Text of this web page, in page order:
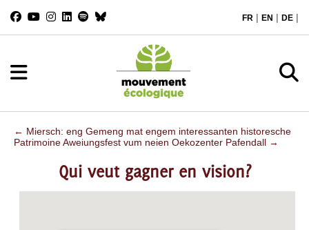
FR | EN | DE |
← Miersch: eng Gemeng mat engem interessanten historesche
PatrimoineAweiungsfest vum neien Oekozenter Pafendall →
Qui veut gagner en vision?